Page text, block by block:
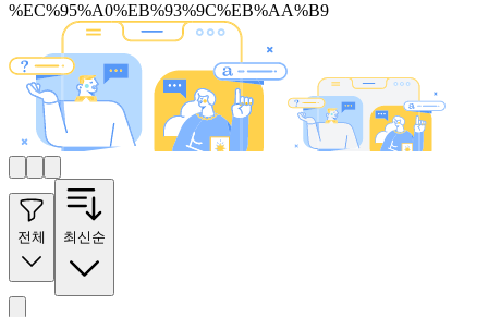
%EC%95%A0%EB%93%9C%EB%AA%B9
전체 최신순